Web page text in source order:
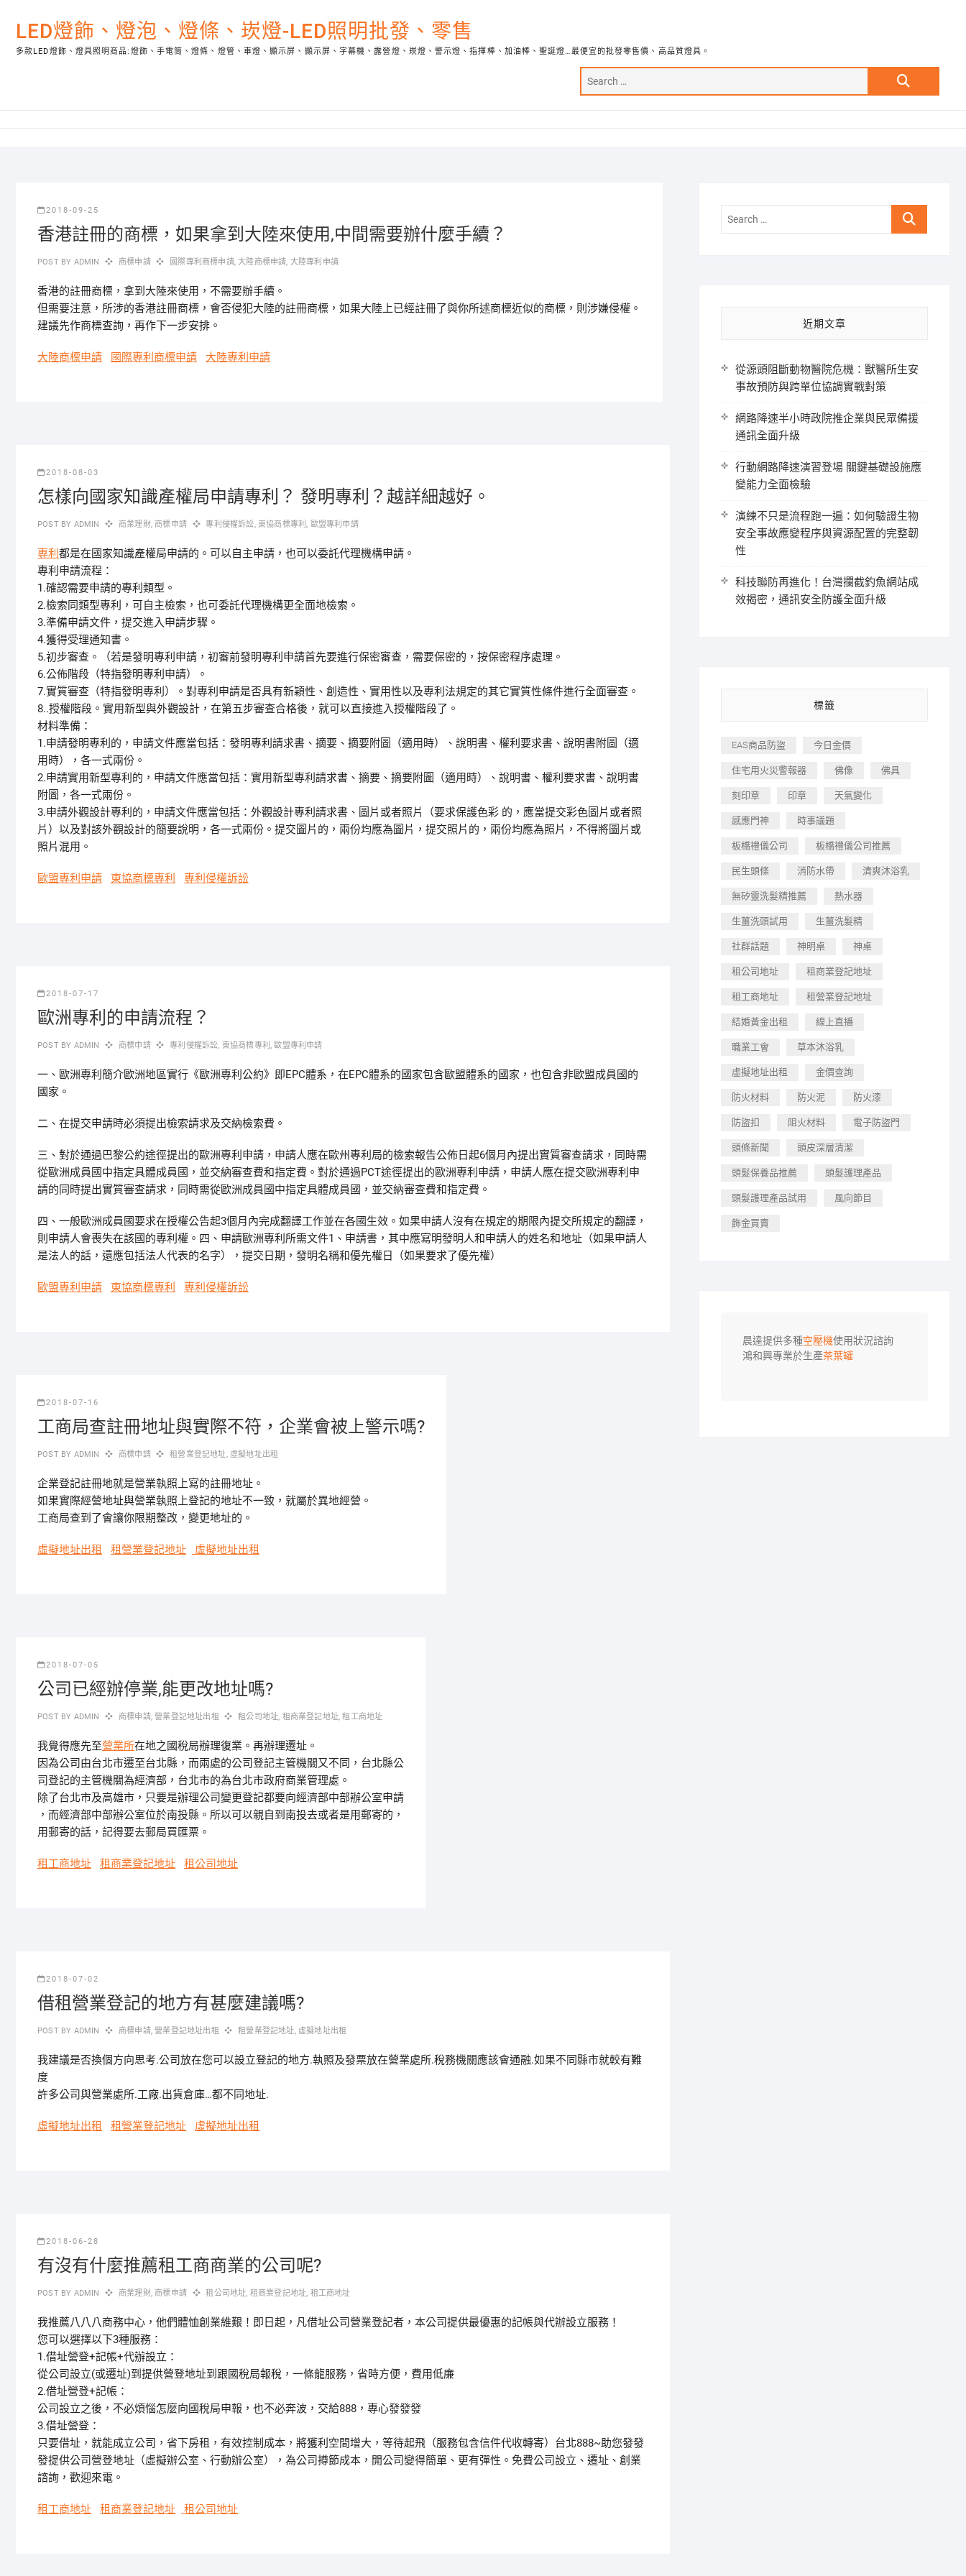
contentLED燈飾、燈泡、燈條、崁燈-LED照明批發、零售
多款LED燈飾、燈具照明商品:燈飾、手電筒、燈條、燈管、車燈、顯示屏、顯示屏、字幕機、露營燈、崁燈、警示燈、指揮棒、加油棒、聖誕燈…最便宜的批發零售價、高品質燈具。
Search
2018-09-25
香港註冊的商標，如果拿到大陸來使用,中間需要辦什麼手續？
POST BY ADMIN 商標申請 國際專利商標申請,大陸商標申請, 大陸專利申請
香港的註冊商標，拿到大陸來使用，不需要辦手續。
但需要注意，所涉的香港註冊商標，會否侵犯大陸的註冊商標，如果大陸上已經註冊了與你所述商標近似的商標，則涉嫌侵權。
建議先作商標查詢，再作下一步安排。
大陸商標申請 國際專利商標申請 大陸專利申請
2018-08-03
怎樣向國家知識產權局申請專利？ 發明專利？越詳細越好。
POST BY ADMIN 商業理財,商標申請 專利侵權訴訟, 東協商標專利, 歐盟專利申請
專利 都是在國家知識產權局申請的。可以自主申請，也可以委託代理機構申請。
專利申請流程：
1.確認需要申請的專利類型。
2.檢索同類型專利，可自主檢索，也可委託代理機構更全面地檢索。
3.準備申請文件，提交進入申請步驟。
4.獲得受理通知書。
5.初步審查。（若是發明專利申請，初審前發明專利申請首先要進行保密審查，需要保密的，按保密程序處理。
6.公佈階段（特指發明專利申請）。
7.實質審查（特指發明專利）。對專利申請是否具有新穎性、創造性、實用性以及專利法規定的其它實質性條件進行全面審查。
8..授權階段。實用新型與外觀設計，在第五步審查合格後，就可以直接進入授權階段了。
材料準備：
1.申請發明專利的，申請文件應當包括：發明專利請求書、摘要、摘要附圖（適用時）、說明書、權利要求書、說明書附圖（適
用時），各一式兩份。
2.申請實用新型專利的，申請文件應當包括：實用新型專利請求書、摘要、摘要附圖（適用時）、說明書、權利要求書、說明書
附圖，各一式兩份。
3.申請外觀設計專利的，申請文件應當包括：外觀設計專利請求書、圖片或者照片（要求保護色彩 的，應當提交彩色圖片或者照
片）以及對該外觀設計的簡要說明，各一式兩份。提交圖片的，兩份均應為圖片，提交照片的，兩份均應為照片，不得將圖片或
照片混用。
歐盟專利申請 東協商標專利 專利侵權訴訟
2018-07-17
歐洲專利的申請流程？
POST BY ADMIN 商標申請 專利侵權訴訟, 東協商標專利, 歐盟專利申請
一、歐洲專利簡介歐洲地區實行《歐洲專利公約》即EPC體系，在EPC體系的國家包含歐盟體系的國家，也包含非歐盟成員國的
國家。
二、在提交申請時必須提出檢索請求及交納檢索費。
三、對於通過巴黎公約途徑提出的歐洲專利申請，申請人應在歐州專利局的檢索報告公佈日起6個月內提出實質審查請求，同時需
從歐洲成員國中指定具體成員國，並交納審查費和指定費。對於通過PCT途徑提出的歐洲專利申請，申請人應在提交歐洲專利申
請的同時提出實質審查請求，同時需從歐洲成員國中指定具體成員國，並交納審查費和指定費。
四、一般歐洲成員國要求在授權公告起3個月內完成翻譯工作並在各國生效。如果申請人沒有在規定的期限內提交所規定的翻譯，
則申請人會喪失在該國的專利權。四、申請歐洲專利所需文件1、申請書，其中應寫明發明人和申請人的姓名和地址（如果申請人
是法人的話，還應包括法人代表的名字），提交日期，發明名稱和優先權日（如果要求了優先權）
歐盟專利申請 東協商標專利 專利侵權訴訟
2018-07-16
工商局查註冊地址與實際不符，企業會被上警示嗎?
POST BY ADMIN 商標申請 租營業登記地址, 虛擬地址出租
企業登記註冊地就是營業執照上寫的註冊地址。
如果實際經營地址與營業執照上登記的地址不一致，就屬於異地經營。
工商局查到了會讓你限期整改，變更地址的。
虛擬地址出租 租營業登記地址 虛擬地址出租
2018-07-05
公司已經辦停業,能更改地址嗎?
POST BY ADMIN 商標申請,營業登記地址出租 租公司地址, 租商業登記地址,租工商地址
我覺得應先至營業所在地之國稅局辦理復業。再辦理遷址。
因為公司由台北市遷至台北縣，而兩處的公司登記主管機關又不同，台北縣公
司登記的主管機關為經濟部，台北市的為台北市政府商業管理處。
除了台北市及高雄市，只要是辦理公司變更登記都要向經濟部中部辦公室申請
，而經濟部中部辦公室位於南投縣。所以可以親自到南投去或者是用郵寄的，
用郵寄的話，記得要去郵局買匯票。
租工商地址 租商業登記地址 租公司地址
2018-07-02
借租營業登記的地方有甚麼建議嗎?
POST BY ADMIN 商標申請,營業登記地址出租 租營業登記地址, 虛擬地址出租
我建議是否換個方向思考.公司放在您可以設立登記的地方.執照及發票放在營業處所.稅務機關應該會通融.如果不同縣市就較有難
度
許多公司與營業處所.工廠.出貨倉庫…都不同地址.
虛擬地址出租 租營業登記地址 虛擬地址出租
2018-06-28
有沒有什麼推薦租工商商業的公司呢?
POST BY ADMIN 商業理財,商標申請 租公司地址, 租商業登記地址, 租工商地址
我推薦八八八商務中心，他們體恤創業維艱！即日起，凡借址公司營業登記者，本公司提供最優惠的記帳與代辦設立服務！
您可以選擇以下3種服務：
1.借址營登+記帳+代辦設立：
從公司設立(或遷址)到提供營登地址到跟國稅局報稅，一條龍服務，省時方便，費用低廉
2.借址營登+記帳：
公司設立之後，不必煩惱怎麼向國稅局申報，也不必奔波，交給888，專心發發發
3.借址營登：
只要借址，就能成立公司，省下房租，有效控制成本，將獲利空間增大，等待起飛（服務包含信件代收轉寄）台北888~助您發發
發提供公司營登地址（虛擬辦公室、行動辦公室），為公司撙節成本，開公司變得簡單、更有彈性。免費公司設立、遷址、創業
諮詢，歡迎來電。
租工商地址 租商業登記地址 租公司地址
Search
近期文章
從源頭阻斷動物醫院危機：獸醫所生安
事故預防與跨單位協調實戰對策
網路降速半小時政院推企業與民眾備援
通訊全面升級
行動網路降速演習登場 關鍵基礎設施應
變能力全面檢驗
演練不只是流程跑一遍：如何驗證生物
安全事故應變程序與資源配置的完整韌
性
科技聯防再進化！台灣攔截釣魚網站成
效揭密，通訊安全防護全面升級
標籤
EAS商品防盜 今日金價
住宅用火災警報器 佛像 佛具
刻印章 印章 天氣變化
感應門神 時事議題
板橋禮儀公司 板橋禮儀公司推薦
民生頭條 消防水帶 清爽沐浴乳
無矽靈洗髮精推薦 熱水器
生薑洗頭試用 生薑洗髮精
社群話題 神明桌 神桌
租公司地址 租商業登記地址
租工商地址 租營業登記地址
結婚黃金出租 線上直播
職業工會 草本沐浴乳
虛擬地址出租 金價查詢
防火材料 防火泥 防火漆
防盜扣 阻火材料 電子防盜門
頭條新聞 頭皮深層清潔
頭髮保養品推薦 頭髮護理產品
頭髮護理產品試用 風向節目
飾金買賣
晨達提供多種空壓機使用狀況諮詢
鴻和興專業於生產茶葉罐